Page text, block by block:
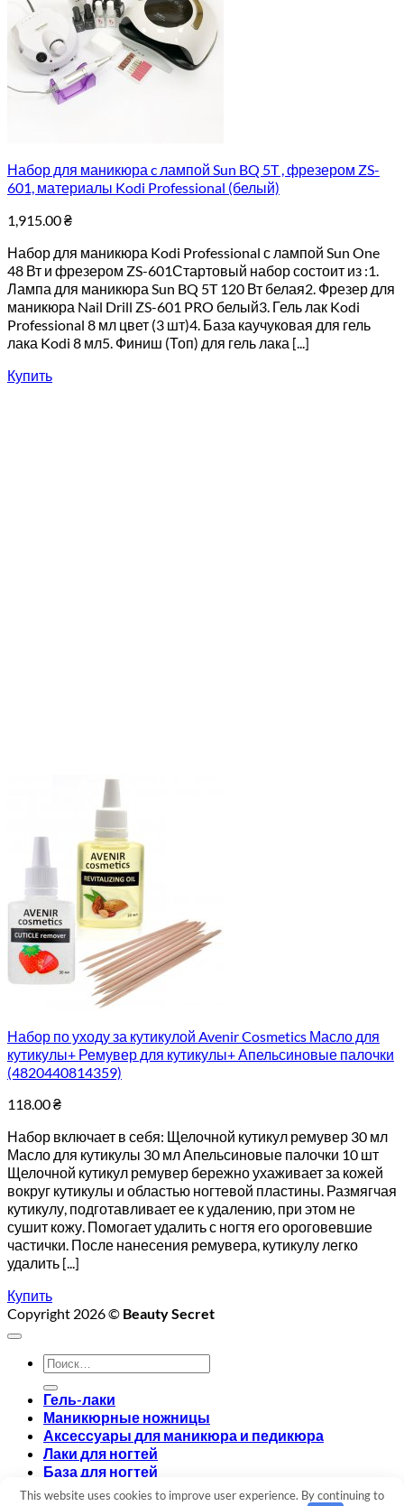
Набор для маникюра c лампой Sun BQ 5T , фрезером ZS-
601, материалы Kodi Professional (белый)
1,915.00₴
Набор для маникюра Kodi Professional с лампой Sun One
48 Вт и фрезером ZS-601Стартовый набор состоит из :1.
Лампа для маникюра Sun BQ 5T 120 Вт белая2. Фрезер для
маникюра Nail Drill ZS-601 PRO белый3. Гель лак Kodi
Professional 8 мл цвет (3 шт)4. База каучуковая для гель
лака Kodi 8 мл5. Финиш (Топ) для гель лака [...]
Купить
Набор по уходу за кутикулой Avenir Cosmetics Масло для
кутикулы+ Ремувер для кутикулы+ Апельсиновые палочки
(4820440814359)
118.00₴
Набор включает в себя: Щелочной кутикул ремувер 30 мл
Масло для кутикулы 30 мл Апельсиновые палочки 10 шт
Щелочной кутикул ремувер бережно ухаживает за кожей
вокруг кутикулы и областью ногтевой пластины. Размягчая
кутикулу, подготавливает ее к удалению, при этом не
сушит кожу. Помогает удалить с ногтя его ороговевшие
частички. После нанесения ремувера, кутикулу легко
удалить [...]
Купить
Copyright 2026 © Beauty Secret
Искать:
Гель-лаки
Маникюрные ножницы
Аксессуары для маникюра и педикюра
Лаки для ногтей
База для ногтей
Топ для ногтей
This website uses cookies to improve user experience. By continuing to